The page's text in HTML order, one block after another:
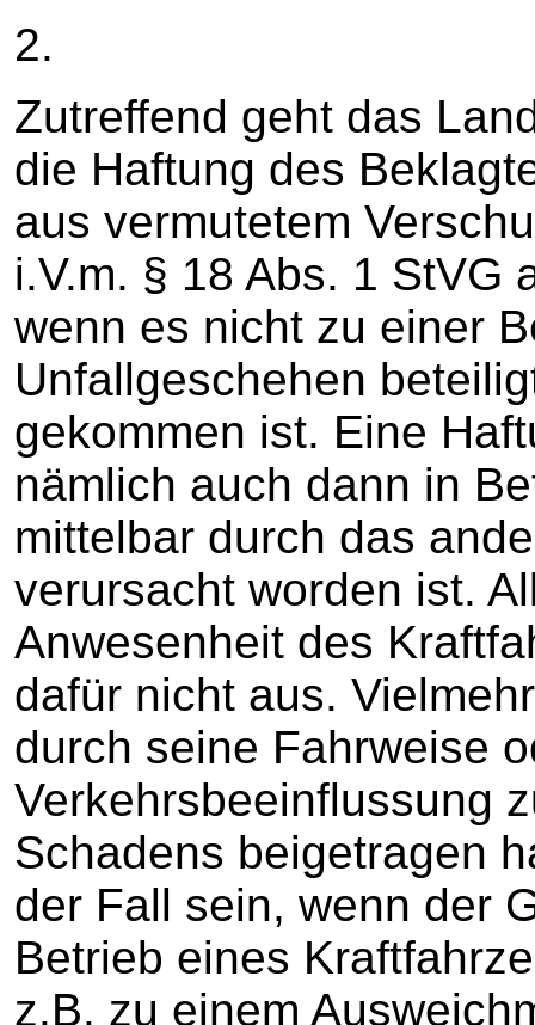
2.
Zutreffend geht das
die Haftung des
aus vermutetem
i.V.m. § 18 Abs. 1 StVG
wenn es nicht zu einer
Unfallgeschehen
gekommen ist. Eine
nämlich auch dann in
mittelbar durch das
verursacht worden ist.
Anwesenheit des
dafür nicht aus.
durch seine Fahrweise
Verkehrsbeeinflussung
Schadens beigetragen
der Fall sein, wenn der
Betrieb eines
z.B. zu einem